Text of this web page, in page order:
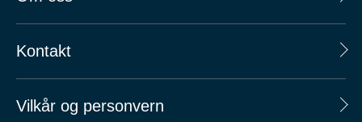
Kontakt
Vilkår og personvern